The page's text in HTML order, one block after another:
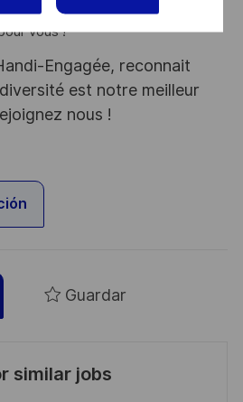
vous !
Engagée, reconnait
est notre meilleur
nous !
Guardar
similar jobs